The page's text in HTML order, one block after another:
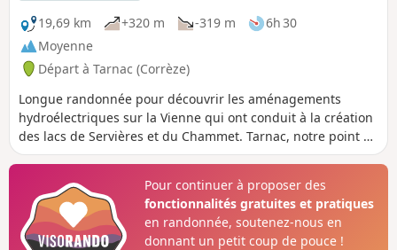
19,69 km
+320 m -319 m
6h 30
Moyenne
Départ à Tarnac (Corrèze)
Longue randonnée pour découvrir les aménagements
hydroélectriques sur la Vienne qui ont conduit à la création
des lacs de Servières et du Chammet. Tarnac, notre point de
départ, est un beau village du Plateau de Millevaches avec
Pour continuer à proposer des
fonctionnalités gratuites et pratiques
en randonnée, soutenez-nous en
donnant un petit coup de pouce !